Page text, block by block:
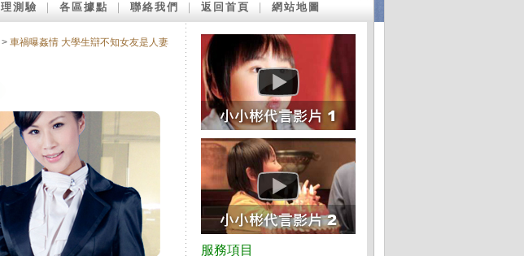
測驗 各區據點 聯絡我們 返回首頁 網站地圖
> 車禍曝姦情 大學生辯不知女友是人妻